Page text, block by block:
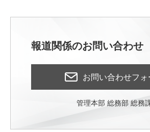
報道関係のお問い合わせ
お問い合わせフォ
管理本部 総務部 総務